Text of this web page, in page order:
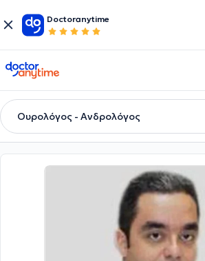
Doctoranytime
doctoranytime
Ουρολόγος - Ανδρολόγος